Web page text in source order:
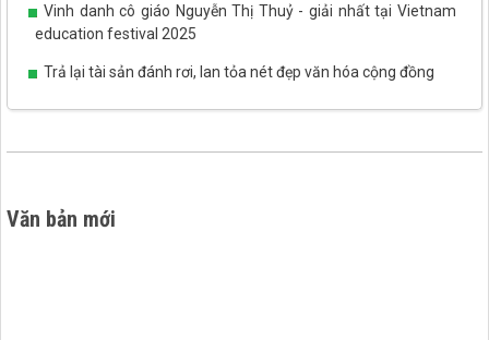
Vinh danh cô giáo Nguyễn Thị Thuỷ - giải nhất tại Vietnam
education festival 2025
Trả lại tài sản đánh rơi, lan tỏa nét đẹp văn hóa cộng đồng
Văn bản mới